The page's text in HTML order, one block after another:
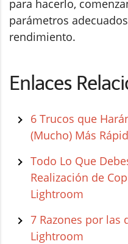
para hacerlo,
parámetros
rendimiento.
Enlaces
6 Trucos que
(Mucho) Más
Todo Lo Que
Realización de
Lightroom
7 Razones por las
Lightroom